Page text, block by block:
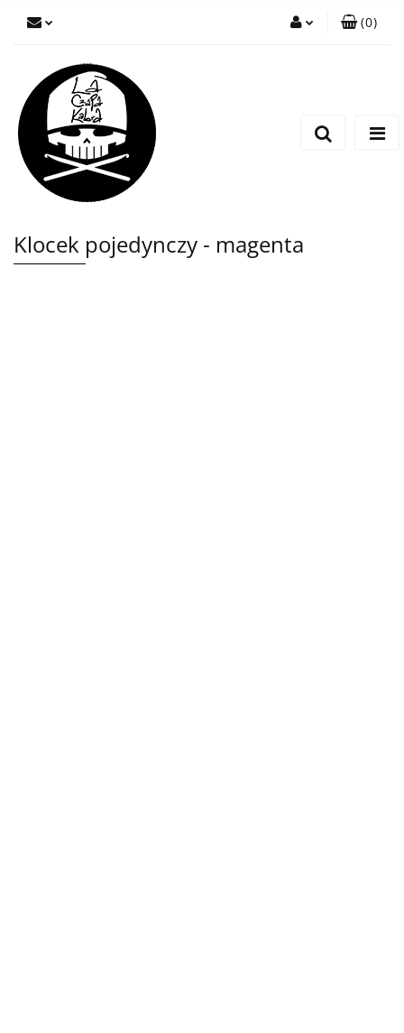
(0)
Klocek pojedynczy - magenta